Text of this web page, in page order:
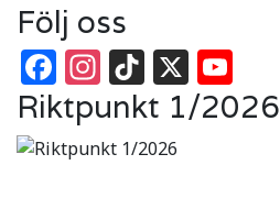
Följ oss
Facebook
Instagram
TikTok
X
Riktpunkt 1/2026